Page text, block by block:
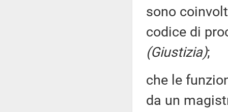
sono
codice di
(Giustizia);
che le
da un